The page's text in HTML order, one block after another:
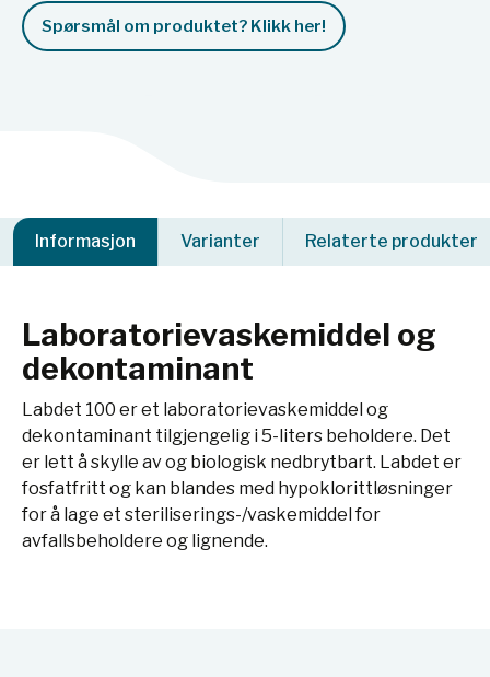
Spørsmål om produktet? Klikk her!
Informasjon Varianter Relaterte produkter
Laboratorievaskemiddel og
dekontaminant
Labdet 100 er et laboratorievaskemiddel og
dekontaminant tilgjengelig i 5-liters beholdere. Det
er lett å skylle av og biologisk nedbrytbart. Labdet er
fosfatfritt og kan blandes med hypoklorittløsninger
for å lage et steriliserings-/vaskemiddel for
avfallsbeholdere og lignende.